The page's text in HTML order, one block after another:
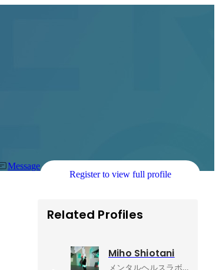
Message
Register to view full profile
Related Profiles
Miho Shiotani
メンタルヘルスラボ株式会社, 正社員